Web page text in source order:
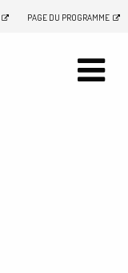
PAGE DU PROGRAMME